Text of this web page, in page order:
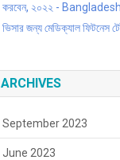
করবেন, ২০২২ -
ভিসার জন্য মেডিক্যাল ফিটনেস
ARCHIVES
September 2023
June 2023